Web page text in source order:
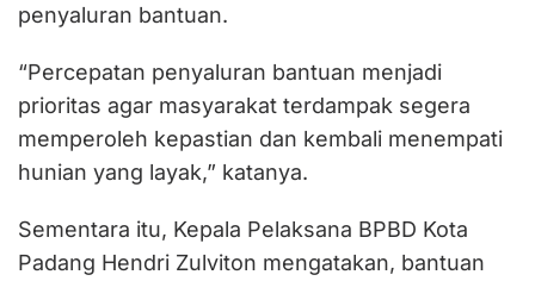
penyaluran bantuan.
“Percepatan penyaluran bantuan menjadi
prioritas agar masyarakat terdampak segera
memperoleh kepastian dan kembali menempati
hunian yang layak,” katanya.
Sementara itu, Kepala Pelaksana BPBD Kota
Padang Hendri Zulviton mengatakan, bantuan